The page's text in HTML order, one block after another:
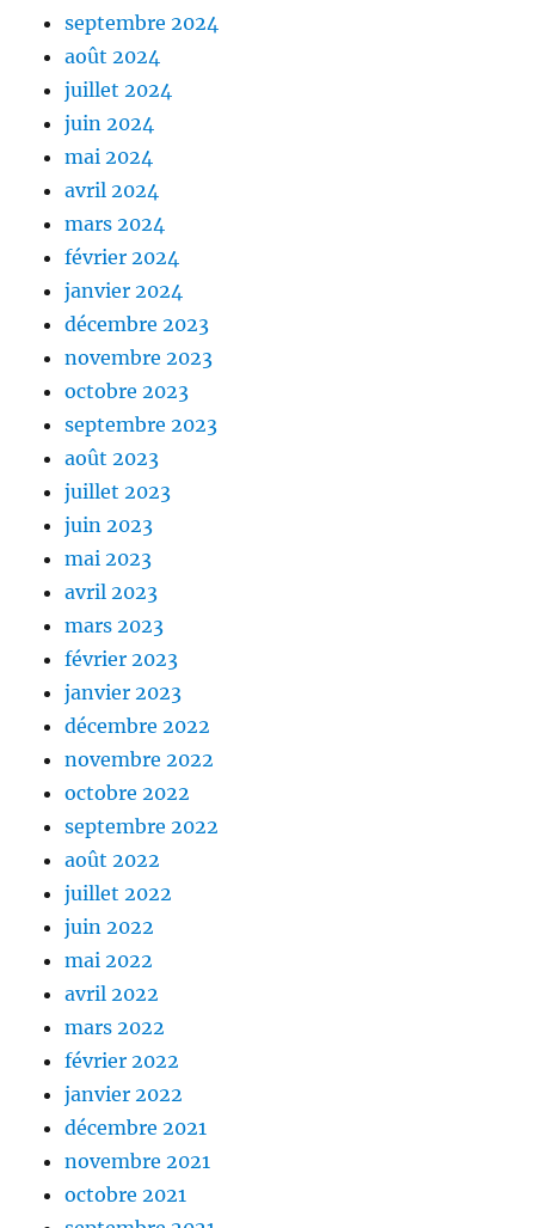
septembre 2024
août 2024
juillet 2024
juin 2024
mai 2024
avril 2024
mars 2024
février 2024
janvier 2024
décembre 2023
novembre 2023
octobre 2023
septembre 2023
août 2023
juillet 2023
juin 2023
mai 2023
avril 2023
mars 2023
février 2023
janvier 2023
décembre 2022
novembre 2022
octobre 2022
septembre 2022
août 2022
juillet 2022
juin 2022
mai 2022
avril 2022
mars 2022
février 2022
janvier 2022
décembre 2021
novembre 2021
octobre 2021